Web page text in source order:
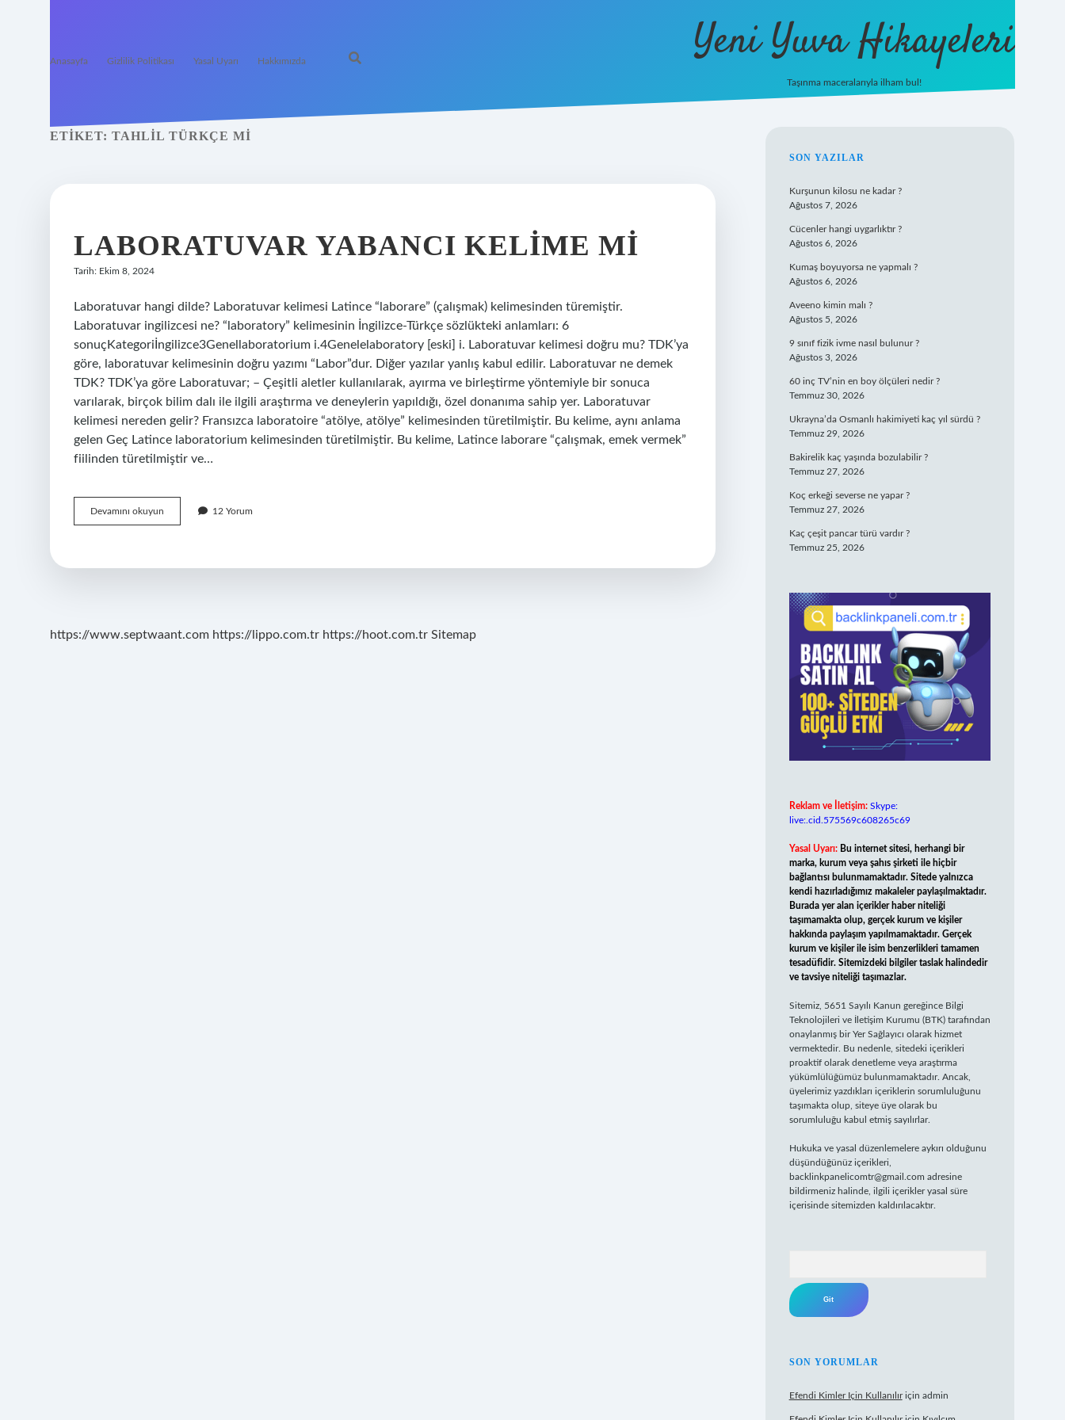
Anasayfa Gizlilik Politikası Yasal Uyarı Hakkımızda Yeni Yuva Hikayeleri
Taşınma maceralarıyla ilham bul!
ETIKET: TAHLIL TÜRKÇE MI
LABORATUVAR YABANCI KELIME MI
Tarih: Ekim 8, 2024
Laboratuvar hangi dilde? Laboratuvar kelimesi Latince “laborare” (çalışmak) kelimesinden türemiştir.
Laboratuvar ingilizcesi ne? “laboratory” kelimesinin İngilizce-Türkçe sözlükteki anlamları: 6
sonuçKategoriİngilizce3Genellaboratorium i.4Genelelaboratory [eski] i. Laboratuvar kelimesi doğru mu? TDK’ya
göre, laboratuvar kelimesinin doğru yazımı “Labor”dur. Diğer yazılar yanlış kabul edilir. Laboratuvar ne demek
TDK? TDK’ya göre Laboratuvar; – Çeşitli aletler kullanılarak, ayırma ve birleştirme yöntemiyle bir sonuca
varılarak, birçok bilim dalı ile ilgili araştırma ve deneylerin yapıldığı, özel donanıma sahip yer. Laboratuvar
kelimesi nereden gelir? Fransızca laboratoire “atölye, atölye” kelimesinden türetilmiştir. Bu kelime, aynı anlama
gelen Geç Latince laboratorium kelimesinden türetilmiştir. Bu kelime, Latince laborare “çalışmak, emek vermek”
fiilinden türetilmiştir ve…
Devamını okuyun Laboratuvar
Yabancı
12 Yorum
https://www.septwaant.com https://lippo.com.tr https://hoot.com.tr Sitemap
SIDEBAR
SON YAZILAR
Kurşunun kilosu ne kadar ?
Ağustos 7, 2026
Cücenler hangi uygarlıktır ?
Ağustos 6, 2026
Kumaş boyuyorsa ne yapmalı ?
Ağustos 6, 2026
Aveeno kimin malı ?
Ağustos 5, 2026
9 sınıf fizik ivme nasıl bulunur ?
Ağustos 3, 2026
60 inç TV’nin en boy ölçüleri nedir ?
Temmuz 30, 2026
Ukrayna’da Osmanlı hakimiyeti kaç yıl sürdü ?
Temmuz 29, 2026
Bakirelik kaç yaşında bozulabilir ?
Temmuz 27, 2026
Koç erkeği severse ne yapar ?
Temmuz 27, 2026
Kaç çeşit pancar türü vardır ?
Temmuz 25, 2026
Reklam ve İletişim: Skype:
live:.cid.575569c608265c69
Yasal Uyarı: Bu internet sitesi, herhangi bir
marka, kurum veya şahıs şirketi ile hiçbir
bağlantısı bulunmamaktadır. Sitede yalnızca
kendi hazırladığımız makaleler paylaşılmaktadır.
Burada yer alan içerikler haber niteliği
taşımamakta olup, gerçek kurum ve kişiler
hakkında paylaşım yapılmamaktadır. Gerçek
kurum ve kişiler ile isim benzerlikleri tamamen
tesadüfidir. Sitemizdeki bilgiler taslak halindedir
ve tavsiye niteliği taşımazlar.
Sitemiz, 5651 Sayılı Kanun gereğince Bilgi
Teknolojileri ve İletişim Kurumu (BTK) tarafından
onaylanmış bir Yer Sağlayıcı olarak hizmet
vermektedir. Bu nedenle, sitedeki içerikleri
proaktif olarak denetleme veya araştırma
yükümlülüğümüz bulunmamaktadır. Ancak,
üyelerimiz yazdıkları içeriklerin sorumluluğunu
taşımakta olup, siteye üye olarak bu
sorumluluğu kabul etmiş sayılırlar.
Hukuka ve yasal düzenlemelere aykırı olduğunu
düşündüğünüz içerikleri,
backlinkpanelicomtr@gmail.com adresine
bildirmeniz halinde, ilgili içerikler yasal süre
içerisinde sitemizden kaldırılacaktır.
SON YORUMLAR
Efendi Kimler Için Kullanılıriçin admin